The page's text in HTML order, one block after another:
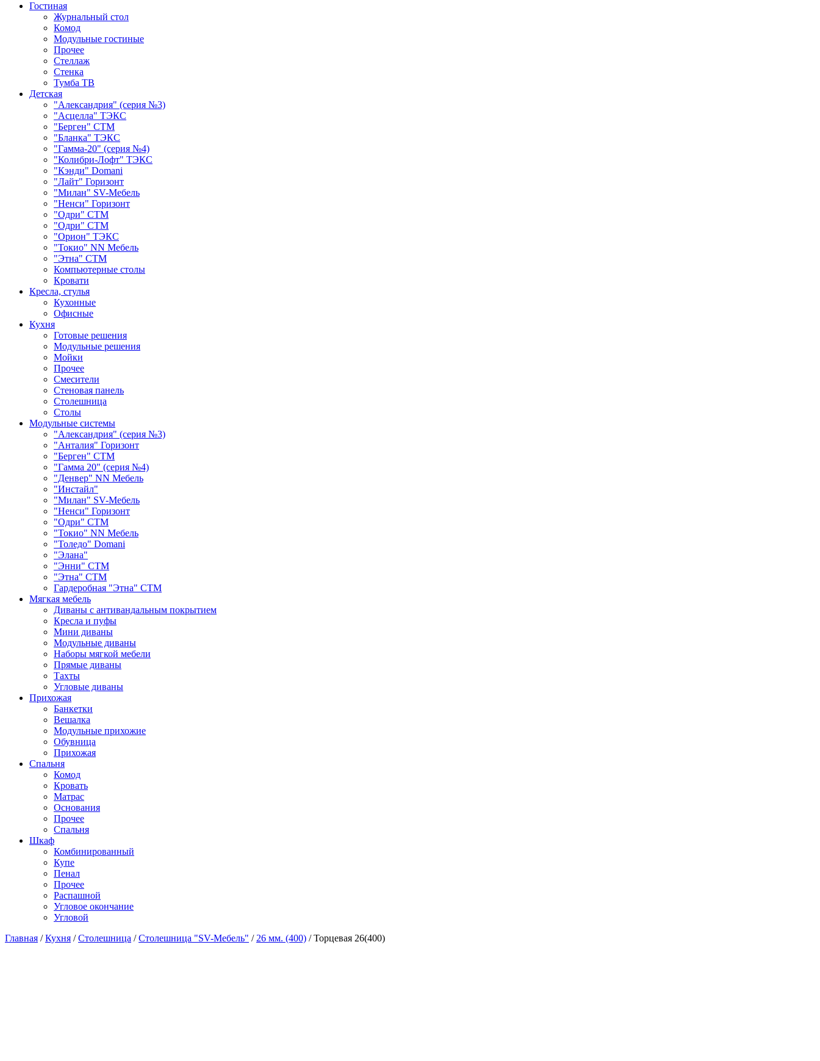
Гостиная
Журнальный стол
Комод
Модульные гостиные
Прочее
Стеллаж
Стенка
Тумба ТВ
Детская
"Александрия" (серия №3)
"Асцелла" ТЭКС
"Берген" СТМ
"Бланка" ТЭКС
"Гамма-20" (серия №4)
"Колибри-Лофт" ТЭКС
"Кэнди" Domani
"Лайт" Горизонт
"Милан" SV-Мебель
"Ненси" Горизонт
"Одри" СТМ
"Одри" СТМ
"Орион" ТЭКС
"Токио" NN Мебель
"Этна" СТМ
Компьютерные столы
Кровати
Кресла, стулья
Кухонные
Офисные
Кухня
Готовые решения
Модульные решения
Мойки
Прочее
Смесители
Стеновая панель
Столешница
Столы
Модульные системы
"Александрия" (серия №3)
"Анталия" Горизонт
"Берген" СТМ
"Гамма 20" (серия №4)
"Денвер" NN Мебель
"Инстайл"
"Милан" SV-Мебель
"Ненси" Горизонт
"Одри" СТМ
"Токио" NN Мебель
"Толедо" Domani
"Элана"
"Энни" СТМ
"Этна" СТМ
Гардеробная "Этна" СТМ
Мягкая мебель
Диваны с антивандальным покрытием
Кресла и пуфы
Мини диваны
Модульные диваны
Наборы мягкой мебели
Прямые диваны
Тахты
Угловые диваны
Прихожая
Банкетки
Вешалка
Модульные прихожие
Обувница
Прихожая
Спальня
Комод
Кровать
Матраc
Основания
Прочее
Спальня
Шкаф
Комбинированный
Купе
Пенал
Прочее
Распашной
Угловое окончание
Угловой
Главная /Кухня /Столешница /Столешница "SV-Мебель" /26 мм. (400) /Торцевая 26(400)